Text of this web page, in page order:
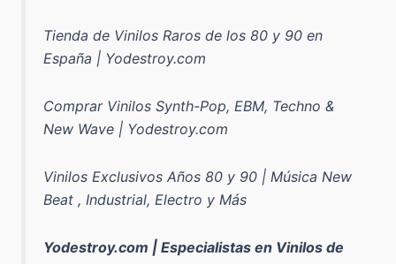
Tienda de Vinilos Raros de los 80 y 90 en
España | Yodestroy.com
Comprar Vinilos Synth-Pop, EBM, Techno &
New Wave | Yodestroy.com
Vinilos Exclusivos Años 80 y 90 | Música New
Beat , Industrial, Electro y Más
Yodestroy.com | Especialistas en Vinilos de